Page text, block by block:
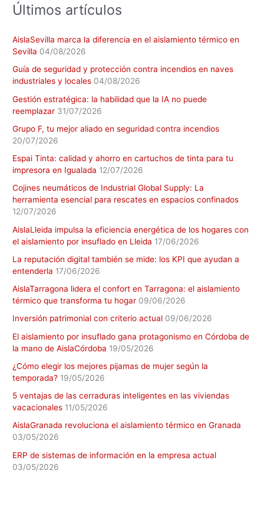
Últimos artículos
AislaSevilla marca la diferencia en el aislamiento térmico en
Sevilla 04/08/2026
Guía de seguridad y protección contra incendios en naves
industriales y locales 04/08/2026
Gestión estratégica: la habilidad que la IA no puede
reemplazar 31/07/2026
Grupo F, tu mejor aliado en seguridad contra incendios
20/07/2026
Espai Tinta: calidad y ahorro en cartuchos de tinta para tu
impresora en Igualada 12/07/2026
Cojines neumáticos de Industrial Global Supply: La
herramienta esencial para rescates en espacios confinados
12/07/2026
AislaLleida impulsa la eficiencia energética de los hogares con
el aislamiento por insuflado en Lleida 17/06/2026
La reputación digital también se mide: los KPI que ayudan a
entenderla 17/06/2026
AislaTarragona lidera el confort en Tarragona: el aislamiento
térmico que transforma tu hogar 09/06/2026
Inversión patrimonial con criterio actual 09/06/2026
El aislamiento por insuflado gana protagonismo en Córdoba de
la mano de AislaCórdoba 19/05/2026
¿Cómo elegir los mejores pijamas de mujer según la
temporada? 19/05/2026
5 ventajas de las cerraduras inteligentes en las viviendas
vacacionales 11/05/2026
AislaGranada revoluciona el aislamiento térmico en Granada
03/05/2026
ERP de sistemas de información en la empresa actual
03/05/2026